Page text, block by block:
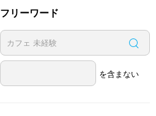
フリーワード
を含まない